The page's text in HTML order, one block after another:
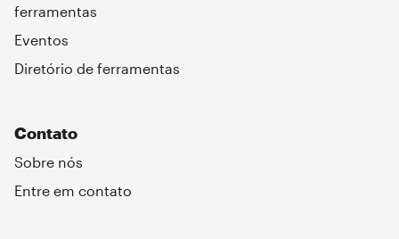
ferramentas
Eventos
Diretório de ferramentas
Contato
Sobre nós
Entre em contato